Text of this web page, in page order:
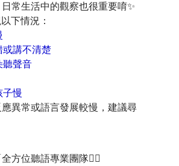
常生活中的觀察也很重要唷✨
下情況：
或講不清楚
聽聲音
子慢
異常或語言發展較慢，建議尋
方位聽語專業團隊👂🏻